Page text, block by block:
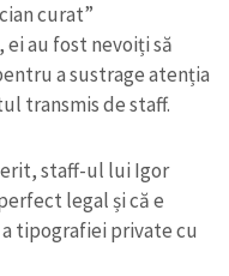
curat”
au fost nevoiți să
a sustrage atenția
transmis de staff.
staff-ul lui Igor
legal și că e
tipografiei private cu